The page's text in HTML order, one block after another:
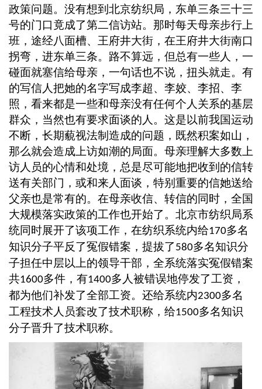
政策问题。没有想到北京纺织局，东单三条三十三
号的门口竟成了第二信访站。那时每天母亲步行上
班，途经八面槽、王府井大街，在王府井大街南口
拐弯，进东单三条。路不算远，但总有一些人，一
碰面就塞信给母亲，一句话也不说，扭头就走。有
的写信人把她的名字写成李超、李姣、李招、李
照，看来都是一些和母亲没有任何个人关系的基层
群众，当然也有要求面谈的人。这是以前我国运动
不断，长期藐视法制造成的问题，既然积案如山，
那么就会造成上访如潮的局面。母亲理解大多数上
访人员的心情和处境，总是尽可能地把收到的信转
送有关部门，或和来人面谈，特别重要的信她送给
父亲也是常有的。在母亲收信、转信的同时，全国
大规模落实政策的工作也开始了。北京市纺织局系
统同时展开了该项工作，在纺织系统内给170多名
知识分子平反了冤假错案，提拔了 580多名知识分
子担任中层以上的领导干部，全系统落实冤假错案
共1600多件，有1400多人被错误地停发了工资，
都为他们补发了全部工资。还给系统内2300多名
工程技术人员套改了技术职称，给1500多名知识
分子晋升了技术职称。